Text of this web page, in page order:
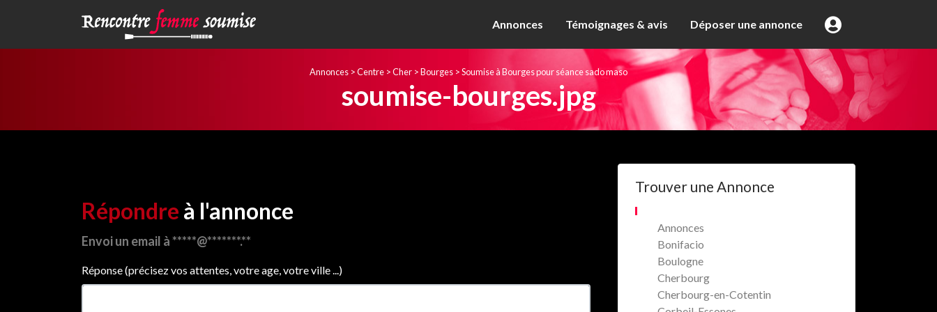
Annonces Témoignages & avis Déposer une annonce
Annonces >Centre >Cher >Bourges >Soumise à Bourges pour séance sado maso
soumise-bourges.jpg
Répondre à l'annonce
Envoi un email à *****@*******.**
Réponse (précisez vos attentes, votre age, votre ville ...)
Trouver une Annonce
Annonces
Bonifacio
Boulogne
Cherbourg
Cherbourg-en-Cotentin